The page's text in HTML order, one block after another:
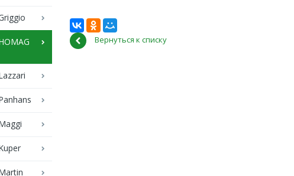
Вернуться к списку